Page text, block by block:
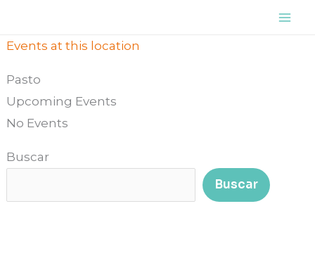
contenido
Events at this location
Pasto
Upcoming Events
No Events
Buscar
Buscar